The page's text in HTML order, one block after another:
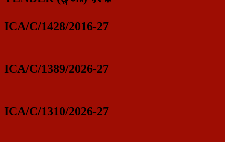
ICA/C/1428/2016-27
ICA/C/1389/2026-27
ICA/C/1310/2026-27